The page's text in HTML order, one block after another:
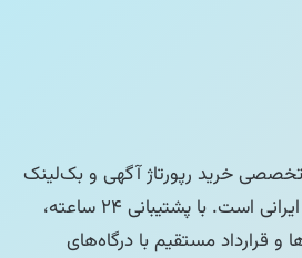
خرید رپورتاژ آگهی و بک‌لینک
از معتبرترین سایت‌های ایرانی است. با پشتیبانی ۲۴ ساعته،
و قرارداد مستقیم با درگاه‌های